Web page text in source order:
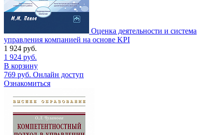
Оценка деятельности и система
управления компанией на основе KPI
1 924 руб.
1 924 руб.
В корзину
769 руб. Онлайн доступ
Ознакомиться